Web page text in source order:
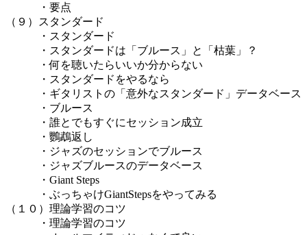
・要点
（９）スタンダード
・スタンダード
・スタンダードは「ブルース」と「枯葉」？
・何を聴いたらいいか分からない
・スタンダードをやるなら
・ギタリストの「意外なスタンダード」データベース
・ブルース
・誰とでもすぐにセッション成立
・鸚鵡返し
・ジャズのセッションでブルース
・ジャズブルースのデータベース
・Giant Steps
・ぶっちゃけGiantStepsをやってみる
（１０）理論学習のコツ
・理論学習のコツ